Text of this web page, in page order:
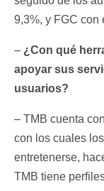
9,3%, y FGC con
– ¿Con qué
apoyar sus
usuarios?
– TMB cuenta
con los cuales
entretenerse,
TMB tiene